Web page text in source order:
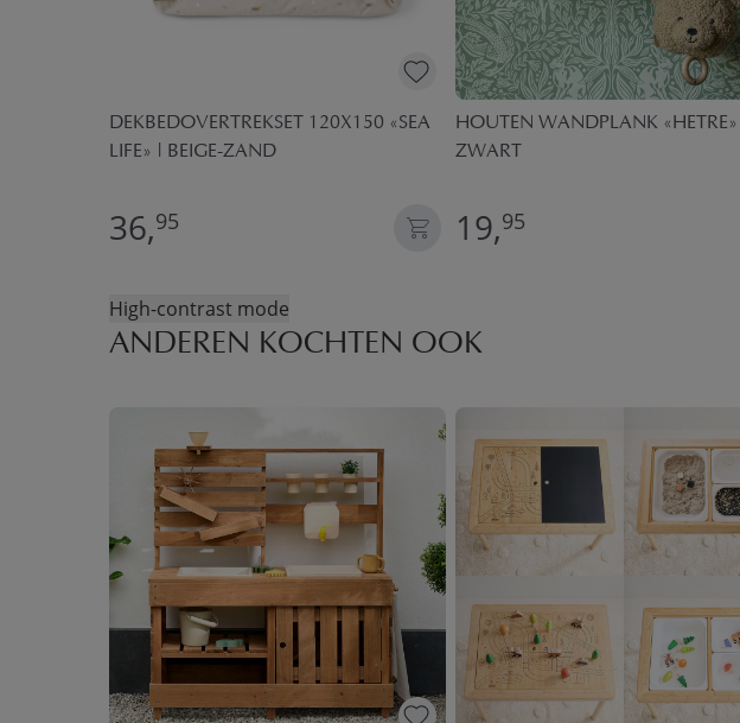
DEKBEDOVERTREKSET 120X150 «SEA
LIFE» | BEIGE-ZAND
36,95
HOUTEN WANDPLANK «HETRE» |
ZWART
19,95
High-contrast mode
ANDEREN KOCHTEN OOK